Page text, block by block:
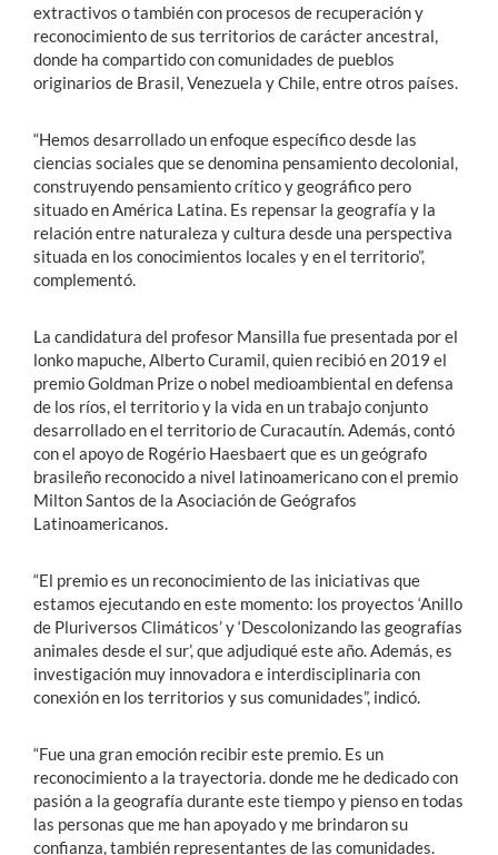
extractivos o también con procesos de recuperación y
reconocimiento de sus territorios de carácter ancestral,
donde ha compartido con comunidades de pueblos
originarios de Brasil, Venezuela y Chile, entre otros países.
“Hemos desarrollado un enfoque específico desde las
ciencias sociales que se denomina pensamiento decolonial,
construyendo pensamiento crítico y geográfico pero
situado en América Latina. Es repensar la geografía y la
relación entre naturaleza y cultura desde una perspectiva
situada en los conocimientos locales y en el territorio”,
complementó.
La candidatura del profesor Mansilla fue presentada por el
lonko mapuche, Alberto Curamil, quien recibió en 2019 el
premio Goldman Prize o nobel medioambiental en defensa
de los ríos, el territorio y la vida en un trabajo conjunto
desarrollado en el territorio de Curacautín. Además, contó
con el apoyo de Rogério Haesbaert que es un geógrafo
brasileño reconocido a nivel latinoamericano con el premio
Milton Santos de la Asociación de Geógrafos
Latinoamericanos.
“El premio es un reconocimiento de las iniciativas que
estamos ejecutando en este momento: los proyectos ‘Anillo
de Pluriversos Climáticos’ y ‘Descolonizando las geografías
animales desde el sur’, que adjudiqué este año. Además, es
investigación muy innovadora e interdisciplinaria con
conexión en los territorios y sus comunidades”, indicó.
“Fue una gran emoción recibir este premio. Es un
reconocimiento a la trayectoria. donde me he dedicado con
pasión a la geografía durante este tiempo y pienso en todas
las personas que me han apoyado y me brindaron su
confianza, también representantes de las comunidades.